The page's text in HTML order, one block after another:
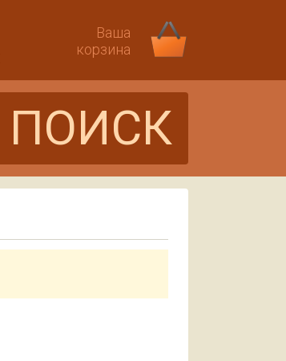
Ваша
корзина
ПОИСК